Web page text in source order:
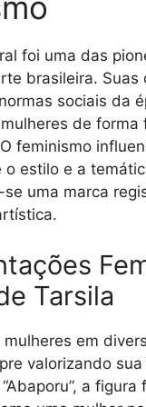
foi uma das
brasileira. Suas
sociais da
de forma
feminismo
o estilo e a
uma marca
Tarsila
em
valorizando
a figura